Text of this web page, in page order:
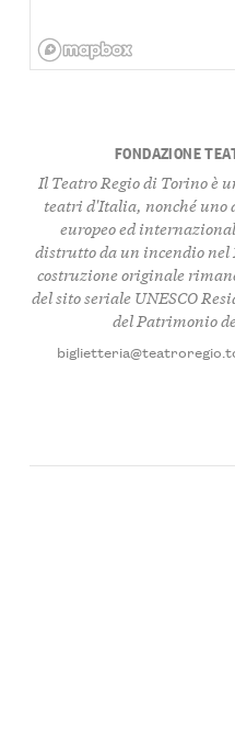
FONDAZIONE
Il Teatro Regio di Torino è
teatri d'Italia, nonché
europeo ed
distrutto da un incendio nel
costruzione originale
del sito seriale UNESCO
del Patrimonio